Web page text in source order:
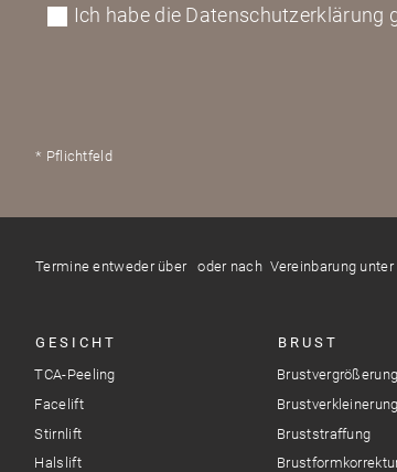
Ich habe die Datenschutzerklärung
* Pflichtfeld
Termine entweder über oder nach Vereinbarung unter
GESICHT
TCA-Peeling
Facelift
Stirnlift
Halslift
BRUST
Brustvergrößerung
Brustverkleinerung
Bruststraffung